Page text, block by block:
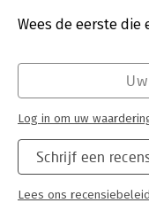
Verschijningsdatum:
Wees de eerste die
Schrijf een
Lees ons recensiebeleid
Log in om uw